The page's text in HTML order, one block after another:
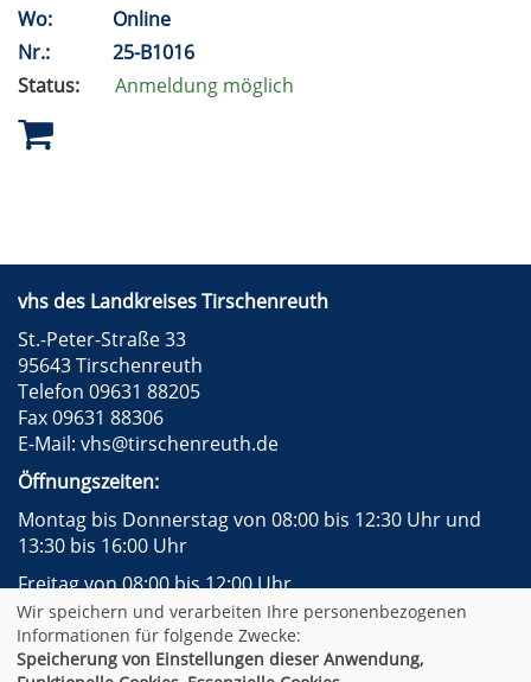
Wo:
Online
Nr.:
25-B1016
Status:
Anmeldung möglich
vhs des Landkreises Tirschenreuth
St.-Peter-Straße 33
95643 Tirschenreuth
Telefon 09631 88205
Fax 09631 88306
E-Mail: vhs@tirschenreuth.de
Öffnungszeiten:
Montag bis Donnerstag von 08:00 bis 12:30 Uhr und
13:30 bis 16:00 Uhr
Freitag von 08:00 bis 12:00 Uhr
Facebook
Instagram
Impressum
AGB
Datenschutzerklärung
Widerrufsformular
Wir speichern und verarbeiten Ihre personenbezogenen
Informationen für folgende Zwecke:
Speicherung von Einstellungen dieser Anwendung,